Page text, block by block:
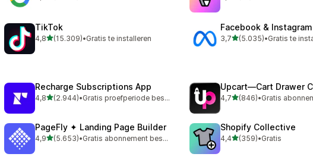
TikTok
4,8van 5 sterren
(15.309)
15309 recensies in totaal
•Gratis te installeren
Facebook & Instagram
3,7van 5 sterren
(5.035)
5035 recensies in totaal
•Gratis te
Recharge Subscriptions App
4,8van 5 sterren
(2.944)
2944 recensies in totaal
• Gratis proefperiode beschikbaar
Upcart—Cart Drawer
4,7van 5 sterren
(846)
846 recensies in totaal
•
PageFly ✦ Landing Page Builder
4,9van 5 sterren
(5.653)
5653 recensies in totaal
• Gratis abonnement beschikbaar
Shopify Collective
4,4van 5 sterren
(359)
359 recensies in totaal
•Gratis